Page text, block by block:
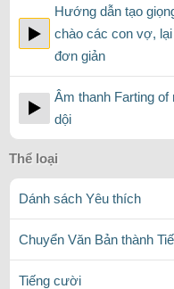
Hướng dẫn tạo
chào các con vợ, lại
đơn giản
Âm thanh Farting
dội
Thể loại
Dánh sách Yêu thích
Chuyển Văn Bản thành
Tiếng cười